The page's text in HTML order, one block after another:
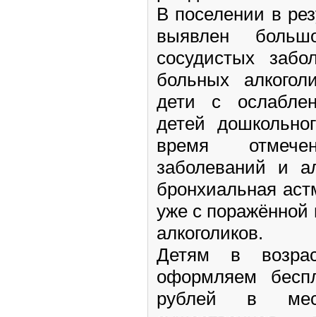
В поселении в
выявлен
сосудистых
больных
дети с
детей
время
заболеваний и
бронхиальная
уже с поражённой
алкоголиков.
Детям в
оформляем
рублей в